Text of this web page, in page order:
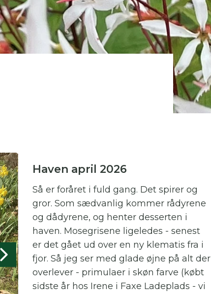
3 tegn for at se
haver.
Haven april 2026
Så er foråret i fuld gang. Det spirer og
gror. Som sædvanlig kommer rådyrene
og dådyrene, og henter desserten i
haven. Mosegrisene ligeledes - senest
er det gået ud over en ny klematis fra i
fjor. Så jeg ser med glade øjne på alt der
overlever - primulaer i skøn farve (købt
sidste år hos Irene i Faxe Ladeplads - vi